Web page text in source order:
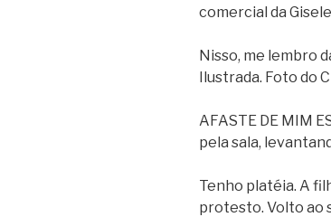
comercial da
Nisso, me lembro
Ilustrada. Foto do
AFASTE DE MIM
pela sala,
Tenho platéia. A
protesto. Volto ao